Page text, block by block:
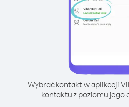
Wybrać kontakt w aplikacji
kontaktu z poziomu jego